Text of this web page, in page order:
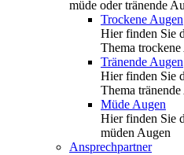
müde oder tränende
Trockene Augen
Hier finden Sie
Thema trockene
Tränende Augen
Hier finden Sie
Thema
Müde Augen
Hier finden Sie
müden Augen
Ansprechpartner